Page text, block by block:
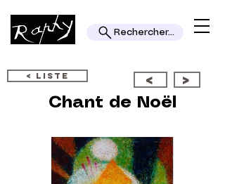
Rechercher...
< LISTE < >
Chant de Noël